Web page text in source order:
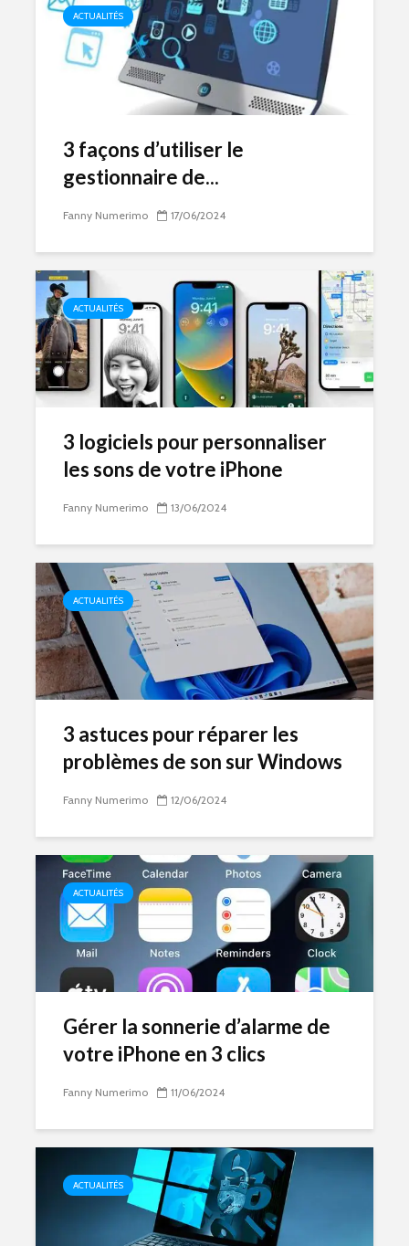
ACTUALITÉS
3 façons d’utiliser le
gestionnaire de...
Fanny Numerimo 17/06/2024
ACTUALITÉS
3 logiciels pour personnaliser
les sons de votre iPhone
Fanny Numerimo 13/06/2024
ACTUALITÉS
3 astuces pour réparer les
problèmes de son sur Windows
Fanny Numerimo 12/06/2024
ACTUALITÉS
Gérer la sonnerie d’alarme de
votre iPhone en 3 clics
Fanny Numerimo 11/06/2024
ACTUALITÉS